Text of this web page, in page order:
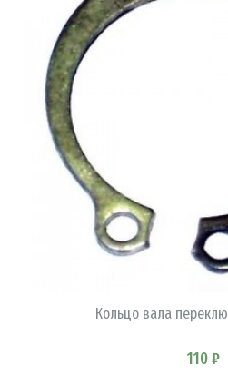
Кольцо вала
110 ₽
В КОРЗИНУ